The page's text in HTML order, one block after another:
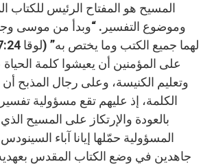
المسيح هو المفتاح الرئيس للكتاب
وموضوع التفسير. “وبدأ من موسى
على المؤمنين أن يعيشوا كلمة
وتعليم الكنيسة، وعلى رجال المذبح
الكلمة، إذ عليهم تقع مسؤولية
بالعودة والإرتكاز على المسيح
المسؤولية حمّلها إيانا آباء
جاهدين في وضع الكتاب المقدس